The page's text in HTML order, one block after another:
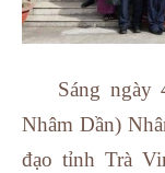
Sáng ngày
Nhâm Dần)
đạo tỉnh Trà